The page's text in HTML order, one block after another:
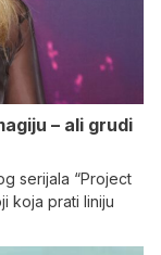
– ali grudi
serijala “Project
koja prati liniju